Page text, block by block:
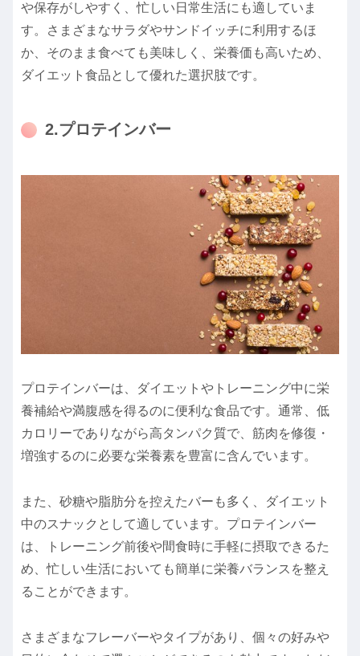
や保存がしやすく、忙しい日常生活にも適していま
す。さまざまなサラダやサンドイッチに利用するほ
か、そのまま食べても美味しく、栄養価も高いため、
ダイエット食品として優れた選択肢です。
2.プロテインバー
プロテインバーは、ダイエットやトレーニング中に栄
養補給や満腹感を得るのに便利な食品です。通常、低
カロリーでありながら高タンパク質で、筋肉を修復・
増強するのに必要な栄養素を豊富に含んでいます。
また、砂糖や脂肪分を控えたバーも多く、ダイエット
中のスナックとして適しています。プロテインバー
は、トレーニング前後や間食時に手軽に摂取できるた
め、忙しい生活においても簡単に栄養バランスを整え
ることができます。
さまざまなフレーバーやタイプがあり、個々の好みや